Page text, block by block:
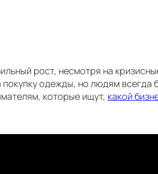
рост, несмотря на
одежды, но людям всегда
которые ищут, какой